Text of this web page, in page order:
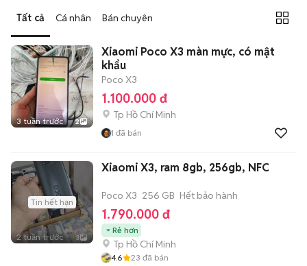
Tiết kiệm thời gian: Quy trình trao đổi trực tiếp, không qua các
bước chờ đợi vận chuyển rườm rà, tiền trao cháo múc ngay khi
kiểm tra xong.
Tất cả Cá nhân Bán chuyên
3 tuần trước 2
Xiaomi Poco X3 màn mực, có mật
khẩu
Poco X3
1.100.000 đ
Tp Hồ Chí Minh
1 đã bán
Tin hết hạn
2 tuần trước 3
Xiaomi X3, ram 8gb, 256gb, NFC
Poco X3 256 GB Hết bảo hành
1.790.000 đ
Rẻ hơn
Tp Hồ Chí Minh
4.6 23 đã bán